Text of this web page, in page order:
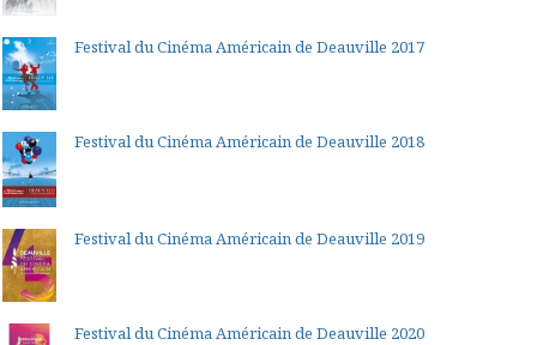
Festival du Cinéma Américain de Deauville 2017
Festival du Cinéma Américain de Deauville 2018
Festival du Cinéma Américain de Deauville 2019
Festival du Cinéma Américain de Deauville 2020